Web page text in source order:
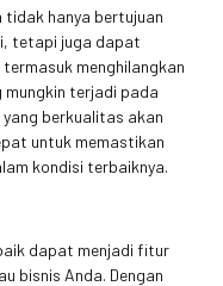
hanya bertujuan
tetapi juga dapat
menghilangkan
terjadi pada
berkualitas akan
untuk memastikan
kondisi terbaiknya.
dapat menjadi fitur
bisnis Anda. Dengan